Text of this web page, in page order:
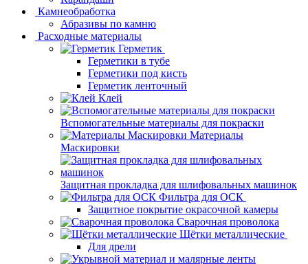
Камнеобработка
Абразивы по камню
Расходные материалы
Герметик
Герметики в тубе
Герметики под кисть
Герметик ленточный
Клей
Вспомогательные материалы для покраски
Материалы
Маскировки
Защитная прокладка для шлифовальных машинок
Фильтра для ОСК
Защитное покрытие окрасочной камеры
Сварочная проволока
Щётки металлические
Для дрели